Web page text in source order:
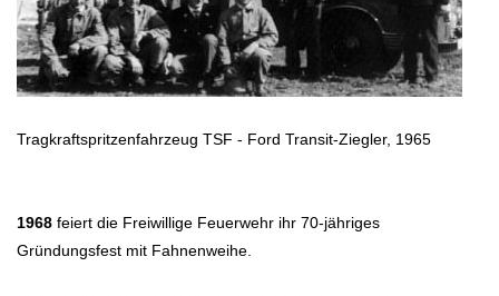
Tragkraftspritzenfahrzeug TSF - Ford Transit-Ziegler, 1965
1968 feiert die Freiwillige Feuerwehr ihr 70-jähriges
Gründungsfest mit Fahnenweihe.